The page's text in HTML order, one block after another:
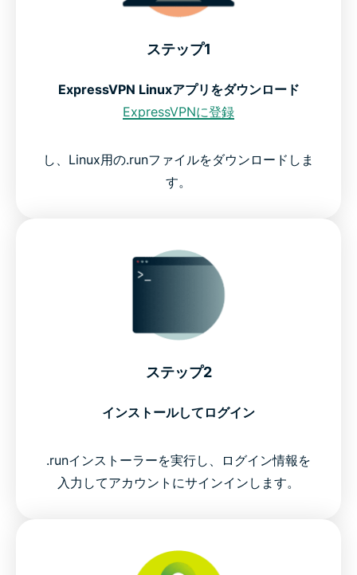
ステップ1
ExpressVPN Linuxアプリをダウンロード
ExpressVPNに登録
し、Linux用の.runファイルをダウンロードしま
す。
ステップ2
インストールしてログイン
.runインストーラーを実行し、ログイン情報を
入力してアカウントにサインインします。